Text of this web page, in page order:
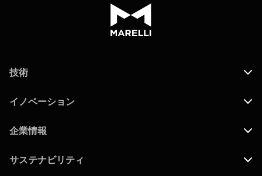
技術
イノベーション
企業情報
サステナビリティ